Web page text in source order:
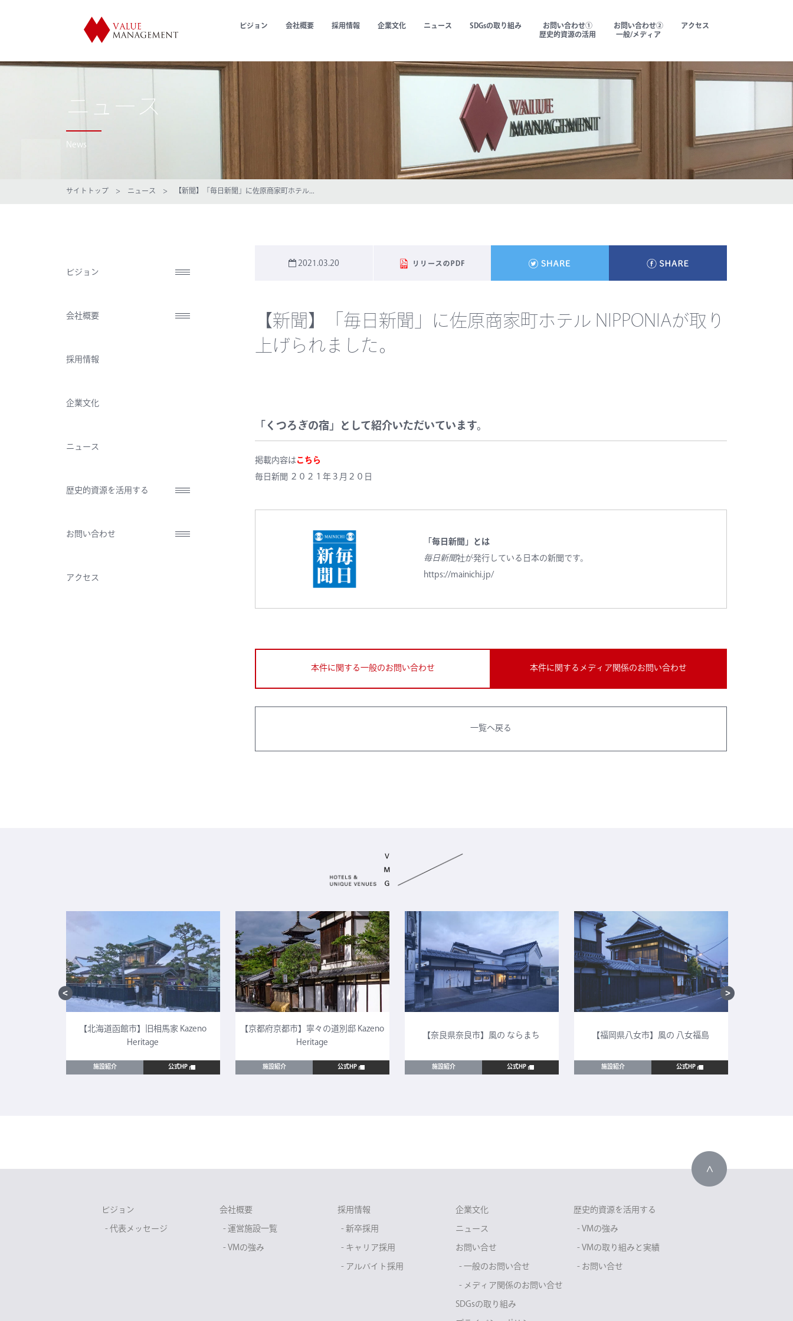
ビジョン 会社概要 採用情報 企業文化 ニュース SDGsの取り組み
お問い合わせ①
歴史的資源の活用
お問い合わせ②
一般/メディア
アクセス
ニュース
News
サイトトップ > ニュース > 【新聞】「毎日新聞」に佐原商家町ホテル...
ビジョン
会社概要
採用情報
企業文化
ニュース
歴史的資源を活用する
お問い合わせ
アクセス
2021.03.20
【新聞】「毎日新聞」に佐原商家町ホテル NIPPONIAが取り
上げられました。
「くつろぎの宿」として紹介いただいています。
掲載内容は こちら
毎日新聞 ２０２１年３月２０日
「毎日新聞」とは
毎日新聞社が発行している日本の新聞です。
https://mainichi.jp/
本件に関する一般のお問い合わせ 本件に関するメディア関係のお問い合わせ
一覧へ戻る
【北海道函館市】旧相馬家 Kazeno
Heritage
施設紹介 公式HP
【京都府京都市】寧々の道別邸 Kazeno
Heritage
施設紹介 公式HP
【奈良県奈良市】風の ならまち
施設紹介 公式HP
【福岡県八女市】風の 八女福島
施設紹介 公式HP
ビジョン
- 代表メッセージ
会社概要
- 運営施設一覧
- VMの強み
採用情報
- 新卒採用
- キャリア採用
- アルバイト採用
企業文化
ニュース
お問い合せ
- 一般のお問い合せ
- メディア関係のお問い合せ
SDGsの取り組み
歴史的資源を活用する
- VMの強み
- VMの取り組みと実績
- お問い合せ